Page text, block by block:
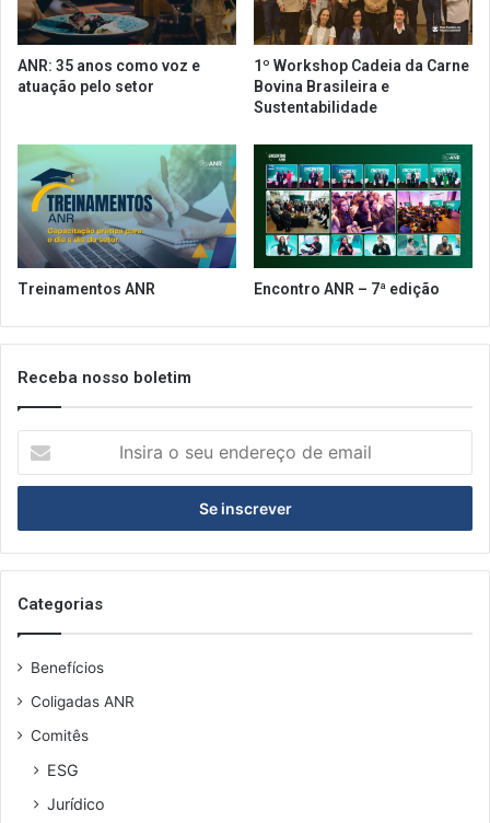
e
s
t
a
e
l
e
c
m
e
t
o
s
B
H
ã
o
o
d
e
r
b
r
r
d
e
a
d
o
i
o
ANR: 35 anos como voz e
atuação pelo setor
1º Workshop Cadeia da Carne
Bovina Brasileira e
Sustentabilidade
Treinamentos ANR Encontro ANR – 7ª edição
Receba nosso boletim
s
r
a
s
e
n
e
Categorias
Benefícios
Coligadas ANR
Comitês
ESG
Jurídico